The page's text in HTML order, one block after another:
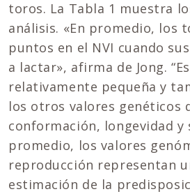
toros. La Tabla 1 muestra
análisis. «En promedio, los
puntos en el NVI cuando
a lactar», afirma de Jong.
relativamente pequeña y
los otros valores genéticos
conformación, longevidad y
promedio, los valores
reproducción representan
estimación de la